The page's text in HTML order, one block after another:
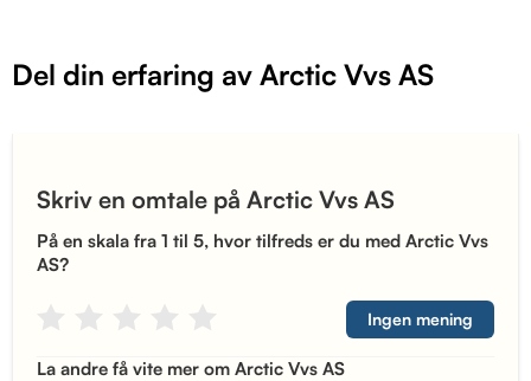
Del din erfaring av Arctic Vvs AS
Skriv en omtale på Arctic Vvs AS
På en skala fra 1 til 5, hvor tilfreds er du med Arctic Vvs
AS?
Ingen mening
La andre få vite mer om Arctic Vvs AS